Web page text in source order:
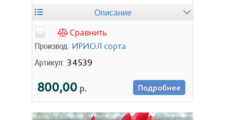
Описание
Сравнить
Производ: ИРИОЛ сорта
Артикул: 34539
800,00 р. Подробнее